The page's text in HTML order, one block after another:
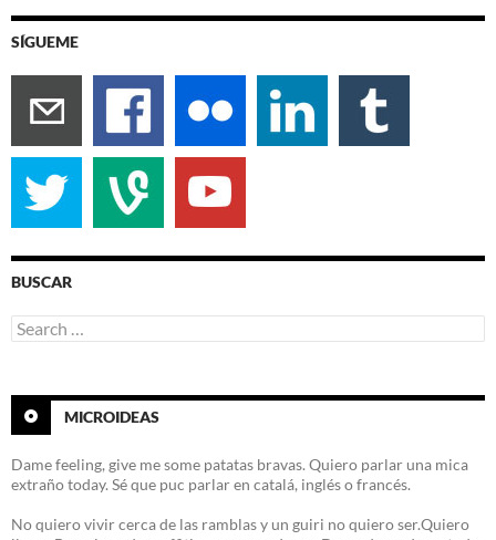
SÍGUEME
BUSCAR
Search
for:
MICROIDEAS
Dame feeling, give me some patatas bravas. Quiero parlar una mica
extraño today. Sé que puc parlar en catalá, inglés o francés.
No quiero vivir cerca de las ramblas y un guiri no quiero ser.Quiero